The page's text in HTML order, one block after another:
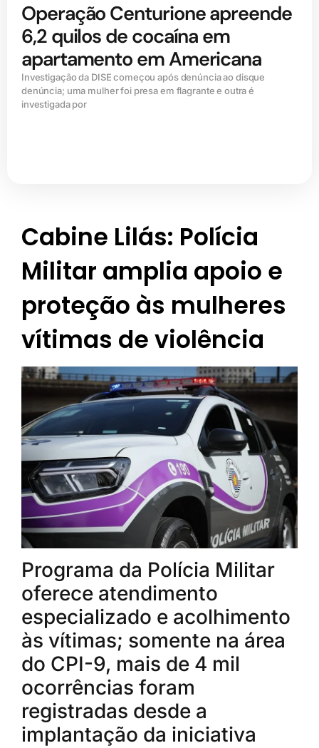
Operação Centurione apreende
6,2 quilos de cocaína em
apartamento em Americana
Investigação da DISE começou após denúncia ao disque
denúncia; uma mulher foi presa em flagrante e outra é
investigada por
Cabine Lilás: Polícia
Militar amplia apoio e
proteção às mulheres
vítimas de violência
Programa da Polícia Militar
oferece atendimento
especializado e acolhimento
às vítimas; somente na área
do CPI-9, mais de 4 mil
ocorrências foram
registradas desde a
implantação da iniciativa